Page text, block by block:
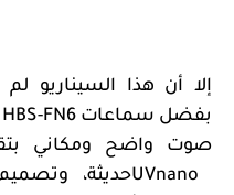
إلا أن هذا السيناريو
بفضل سماعات FN6
صوت واضح ومكاني
UVnanoحديثة،